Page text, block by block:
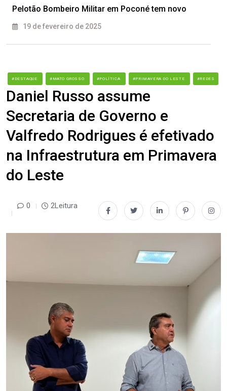
Pelotão Bombeiro Militar em Poconé tem novo
19 de fevereiro de 2025
#DESTAQUE #MATO GROSSO #POLÍTICA #PRIMAVERA DO LESTE #REDES
Daniel Russo assume
Secretaria de Governo e
Valfredo Rodrigues é efetivado
na Infraestrutura em Primavera
do Leste
0 2Leitura